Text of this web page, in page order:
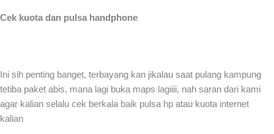
Cek kuota dan pulsa handphone
Ini sih penting banget, terbayang kan jikalau saat pulang kampung
tetiba paket abis, mana lagi buka maps lagiiii, nah saran dari kami
agar kalian selalu cek berkala baik pulsa hp atau kuota internet
kalian